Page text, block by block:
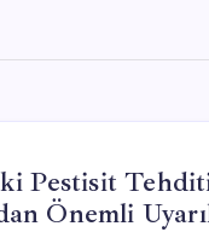
Pestisit
Önemli